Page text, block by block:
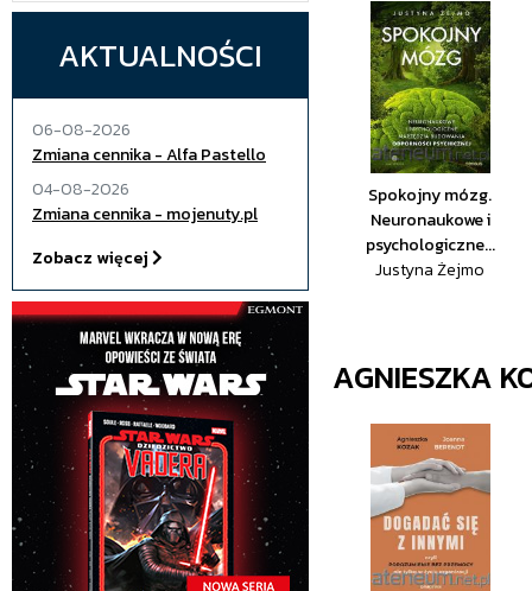
AKTUALNOŚCI
06-08-2026
Zmiana cennika - Alfa Pastello
04-08-2026
Zmiana cennika - mojenuty.pl
Zobacz więcej
Spokojny mózg.
Neuronaukowe i
psychologiczne...
Justyna Żejmo
AGNIESZKA